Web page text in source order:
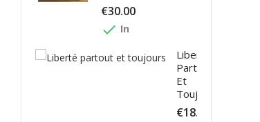
€30.00
done In
Liberté
Partout
Et
Toujours
€18.00